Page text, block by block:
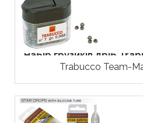
Набір грузиків дріб
Trabucco Team-